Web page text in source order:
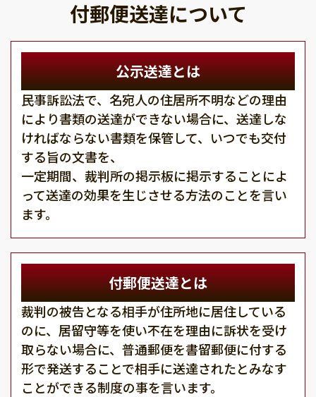
付郵便送達について
公示送達とは
民事訴訟法で、名宛人の住居所不明などの理由
により書類の送達ができない場合に、送達しな
ければならない書類を保管して、いつでも交付
する旨の文書を、
一定期間、裁判所の掲示板に掲示することによ
って送達の効果を生じさせる方法のことを言い
ます。
付郵便送達とは
裁判の被告となる相手が住所地に居住している
のに、居留守等を使い不在を理由に訴状を受け
取らない場合に、普通郵便を書留郵便に付する
形で発送することで相手に送達されたとみなす
ことができる制度の事を言います。